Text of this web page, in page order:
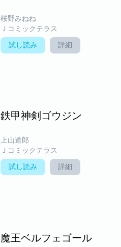
桜野みねね
Ｊコミックテラス
試し読み 詳細
鉄甲神剣ゴウジン
上山道郎
Ｊコミックテラス
試し読み 詳細
魔王ベルフェゴール